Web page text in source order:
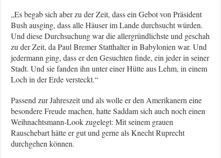
„Es begab sich aber zu der Zeit, dass ein Gebot von Präsident
Bush ausging, dass alle Häuser im Lande durchsucht würden.
Und diese Durchsuchung war die allergründlichste und geschah
zu der Zeit, da Paul Bremer Statthalter in Babylonien war. Und
jedermann ging, dass er den Gesuchten finde, ein jeder in seiner
Stadt. Und sie fanden ihn unter einer Hütte aus Lehm, in einem
Loch in der Erde versteckt.“
Passend zur Jahreszeit und als wolle er den Amerikanern eine
besondere Freude machen, hatte Saddam sich auch noch einen
Weihnachtsmann-Look zugelegt: Mit seinem grauen
Rauschebart hätte er gut und gerne als Knecht Ruprecht
durchgehen können.